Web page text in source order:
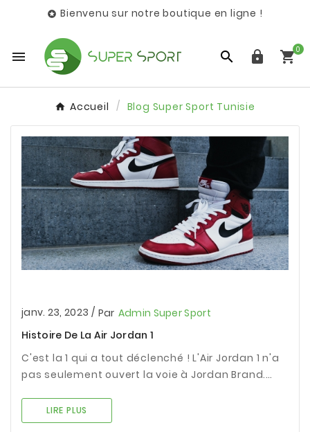
 Bienvenu sur notre boutique en ligne !
   0
Accueil Blog Super Sport Tunisie
janv. 23, 2023 / Par Admin Super Sport
Histoire De La Air Jordan 1
C'est la 1 qui a tout déclenché ! L'Air Jordan 1 n'a
pas seulement ouvert la voie à Jordan Brand.
culture sneaker telle que nous la connaissons
aujourd'hui.
LIRE PLUS